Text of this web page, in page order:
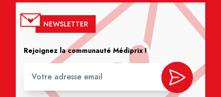
NEWSLETTER
Rejoignez la communauté Médiprix !